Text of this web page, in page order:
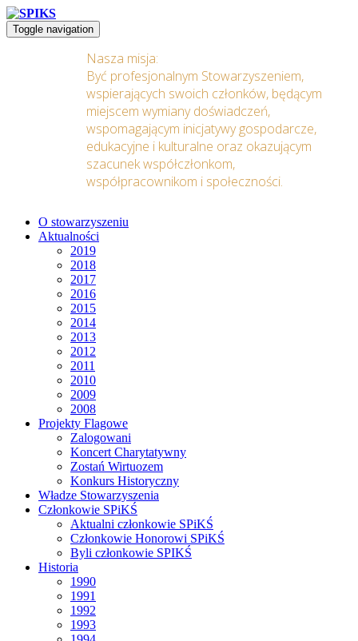
Toggle navigation
Nasza misja:
Być profesjonalnym Stowarzyszeniem,
wspierających swoich członków, będącym
miejscem wymiany doświadczeń,
wspomagającym inicjatywy gospodarcze,
edukacyjne i kulturalne oraz okazującym
szacunek współczłonkom,
współpracownikom i społeczności.
O stowarzyszeniu
Aktualności
2019
2018
2017
2016
2015
2014
2013
2012
2011
2010
2009
2008
Projekty Flagowe
Zalogowani
Koncert Charytatywny
Zostań Wirtuozem
Konkurs Historyczny
Władze Stowarzyszenia
Członkowie SPiKŚ
Aktualni członkowie SPiKŚ
Członkowie Honorowi SPiKŚ
Byli członkowie SPIKŚ
Historia
1990
1991
1992
1993